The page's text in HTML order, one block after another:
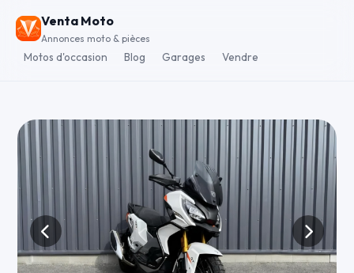
Venta Moto
Annonces moto & pièces
Motos d'occasion Blog Garages Vendre